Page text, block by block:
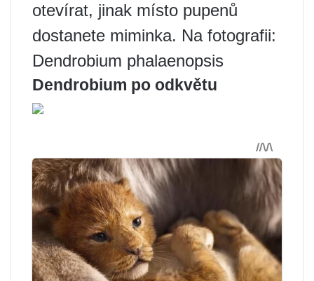
otevírat, jinak místo pupenů
dostanete miminka. Na fotografii:
Dendrobium phalaenopsis
Dendrobium po odkvětu